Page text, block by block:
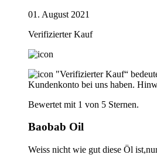
01. August 2021
Verifizierter Kauf
"Verifizierter Kauf“
Kundenkonto bei uns haben.
Bewertet mit 1 von 5 Sternen.
Baobab Oil
Weiss nicht wie gut diese Öl